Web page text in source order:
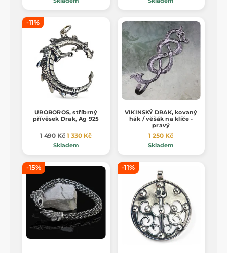
-11%
UROBOROS, stříbrný
přívěsek Drak, Ag 925
1 490 Kč 1 330 Kč
Skladem
VIKINSKÝ DRAK, kovaný
hák / věšák na klíče -
pravý
1 250 Kč
Skladem
-15% -11%